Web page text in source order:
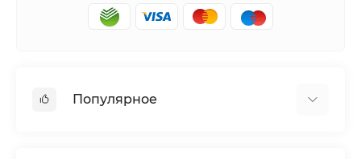
Популярное